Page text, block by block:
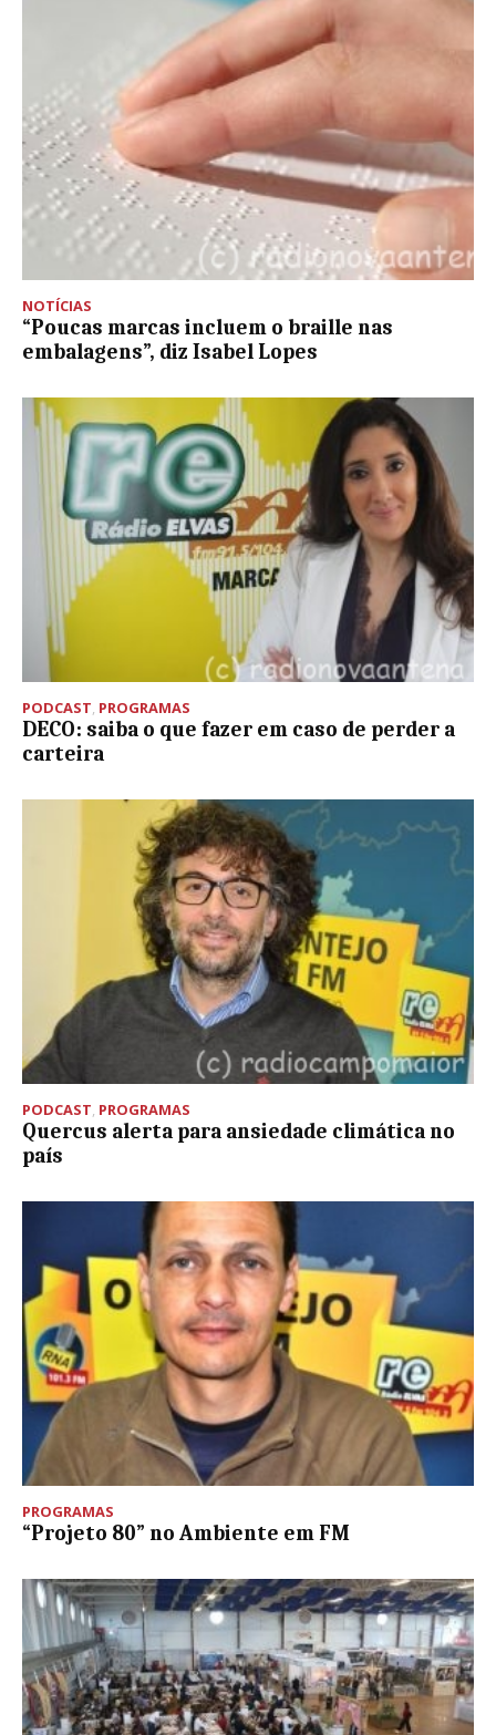
NOTÍCIAS
“Poucas marcas incluem o braille nas
embalagens”, diz Isabel Lopes
PODCAST PROGRAMAS
DECO: saiba o que fazer em caso de perder a
carteira
PODCAST PROGRAMAS
Quercus alerta para ansiedade climática no
país
PROGRAMAS
“Projeto 80” no Ambiente em FM